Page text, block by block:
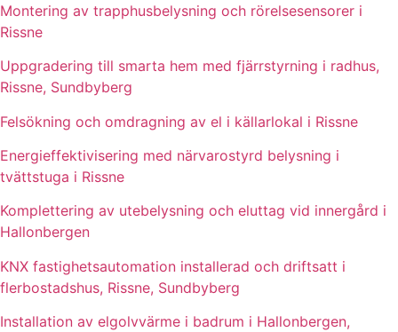
Montering av trapphusbelysning och rörelsesensorer i
Rissne
Uppgradering till smarta hem med fjärrstyrning i radhus,
Rissne, Sundbyberg
Felsökning och omdragning av el i källarlokal i Rissne
Energieffektivisering med närvarostyrd belysning i
tvättstuga i Rissne
Komplettering av utebelysning och eluttag vid innergård i
Hallonbergen
KNX fastighetsautomation installerad och driftsatt i
flerbostadshus, Rissne, Sundbyberg
Installation av elgolvvärme i badrum i Hallonbergen,